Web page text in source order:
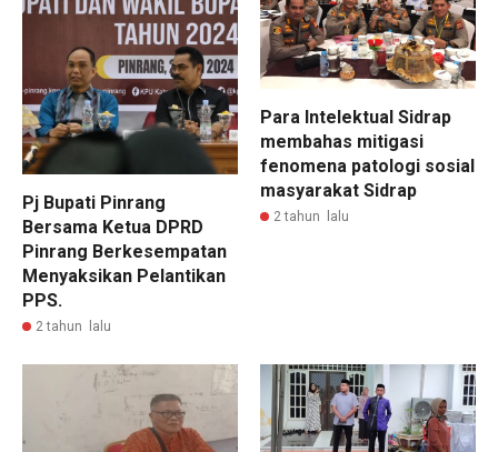
Pj Bupati Pinrang
Bersama Ketua DPRD
Pinrang Berkesempatan
Menyaksikan Pelantikan
PPS.
2 tahun lalu
Para Intelektual Sidrap
membahas mitigasi
fenomena patologi sosial
masyarakat Sidrap
2 tahun lalu